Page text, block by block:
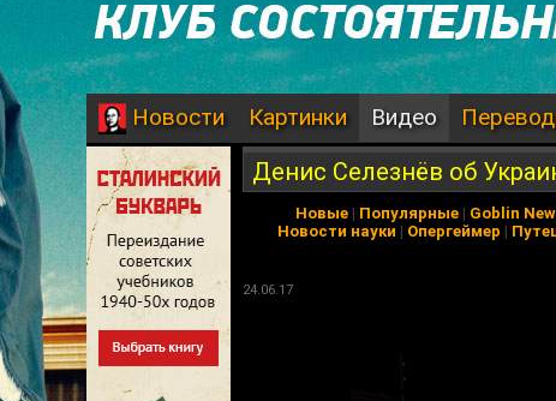
Новости Картинки Видео
Денис Селезнёв об
Новые | Популярные | Goblin
Новости науки | Опергеймер |
24.06.17